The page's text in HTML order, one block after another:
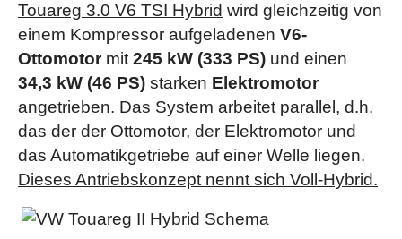
Touareg 3.0 V6 TSI Hybrid wird gleichzeitig von
einem Kompressor aufgeladenen V6-
Ottomotormit 245 kW (333 PS) und einen
34,3 kW (46 PS) starken Elektromotor
angetrieben. Das System arbeitet parallel, d.h.
das der der Ottomotor, der Elektromotor und
das Automatikgetriebe auf einer Welle liegen.
Dieses Antriebskonzept nennt sich Voll-Hybrid.